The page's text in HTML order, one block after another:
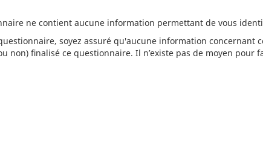
ne contient aucune information permettant de vous
soyez assuré qu'aucune information
non) finalisé ce questionnaire. Il n’existe pas de moyen